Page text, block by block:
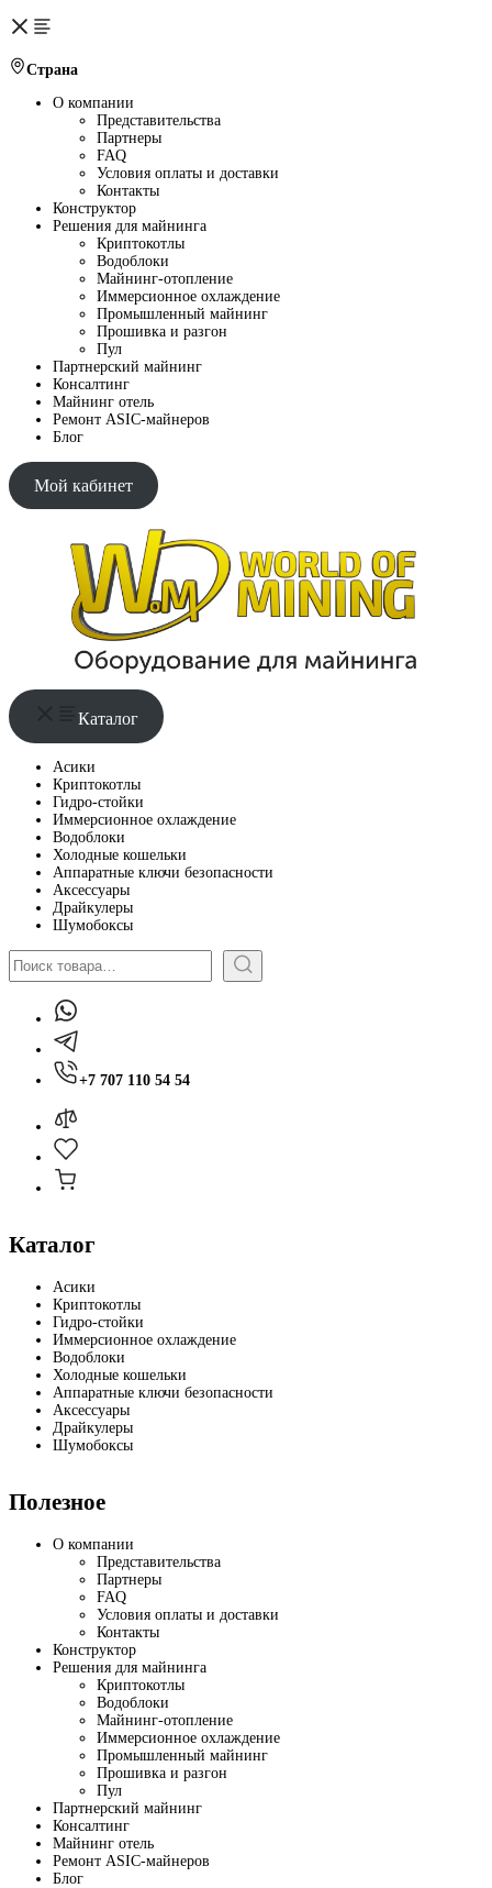
Страна
О компании
Представительства
Партнеры
FAQ
Условия оплаты и доставки
Контакты
Конструктор
Решения для майнинга
Криптокотлы
Водоблоки
Майнинг-отопление
Иммерсионное охлаждение
Промышленный майнинг
Прошивка и разгон
Пул
Партнерский майнинг
Консалтинг
Майнинг отель
Ремонт ASIC-майнеров
Блог
Мой кабинет
Каталог
Асики
Криптокотлы
Гидро-стойки
Иммерсионное охлаждение
Водоблоки
Холодные кошельки
Аппаратные ключи безопасности
Аксессуары
Драйкулеры
Шумобоксы
Поиск
+7 707 110 54 54
Каталог
Асики
Криптокотлы
Гидро-стойки
Иммерсионное охлаждение
Водоблоки
Холодные кошельки
Аппаратные ключи безопасности
Аксессуары
Драйкулеры
Шумобоксы
Полезное
О компании
Представительства
Партнеры
FAQ
Условия оплаты и доставки
Контакты
Конструктор
Решения для майнинга
Криптокотлы
Водоблоки
Майнинг-отопление
Иммерсионное охлаждение
Промышленный майнинг
Прошивка и разгон
Пул
Партнерский майнинг
Консалтинг
Майнинг отель
Ремонт ASIC-майнеров
Блог